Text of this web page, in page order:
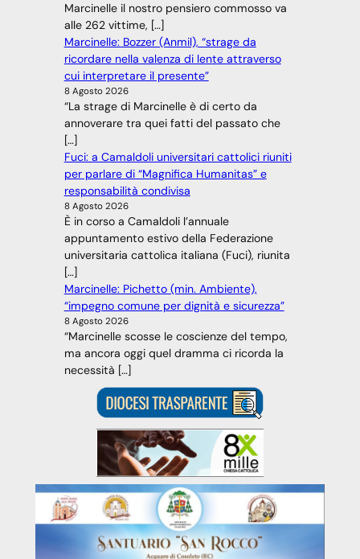
Marcinelle il nostro pensiero commosso va
alle 262 vittime, […]
Marcinelle: Bozzer (Anmil), “strage da
ricordare nella valenza di lente attraverso
cui interpretare il presente”
8 Agosto 2026
“La strage di Marcinelle è di certo da
annoverare tra quei fatti del passato che
[…]
Fuci: a Camaldoli universitari cattolici riuniti
per parlare di “Magnifica Humanitas” e
responsabilità condivisa
8 Agosto 2026
È in corso a Camaldoli l’annuale
appuntamento estivo della Federazione
universitaria cattolica italiana (Fuci), riunita
[…]
Marcinelle: Pichetto (min. Ambiente),
“impegno comune per dignità e sicurezza”
8 Agosto 2026
“Marcinelle scosse le coscienze del tempo,
ma ancora oggi quel dramma ci ricorda la
necessità […]